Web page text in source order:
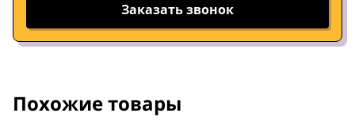
Заказать звонок
Похожие товары